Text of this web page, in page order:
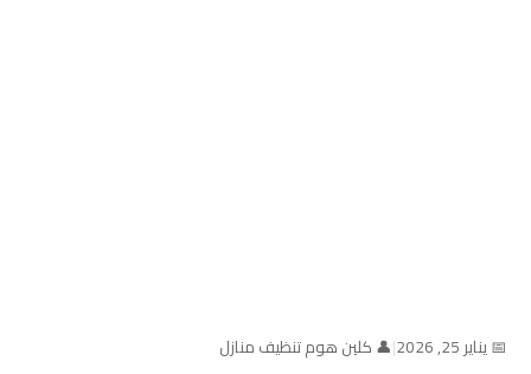
📅 يناير 25, 2026 |👤 كلين هوم تنظيف منازل